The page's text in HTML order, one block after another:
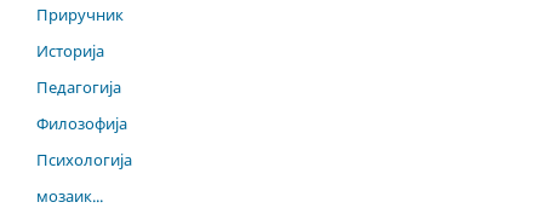
Приручник
Историја
Педагогија
Филозофија
Психологија
мозаик...